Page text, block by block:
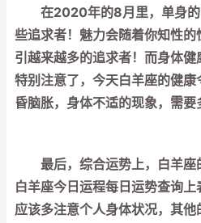
在2020年的8月里，单身的
些追求者！魅力会随着你知性
引越来越多的追求者！而身体
特别注意了，今天白羊座的健
昏脑胀，身体不适的现象，需要
最后，综合运势上，白羊座
白羊座今日运程每日运势查询
应该多注意个人身体状况，其他